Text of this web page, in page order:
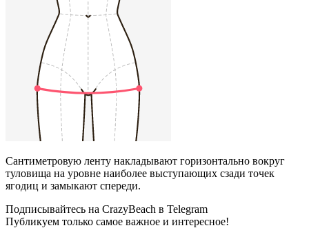
Сантиметровую ленту накладывают горизонтально вокруг
туловища на уровне наиболее выступающих сзади точек
ягодиц и замыкают спереди.
Подписывайтесь на CrazyBeach в Telegram
Публикуем только самое важное и интересное!